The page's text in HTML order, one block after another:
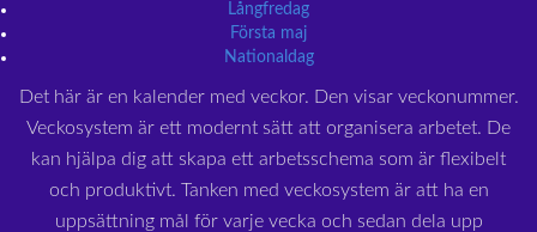
Långfredag
Första maj
Nationaldag
Det här är en kalender med veckor. Den visar veckonummer.
Veckosystem är ett modernt sätt att organisera arbetet. De
kan hjälpa dig att skapa ett arbetsschema som är flexibelt
och produktivt. Tanken med veckosystem är att ha en
uppsättning mål för varje vecka och sedan dela upp